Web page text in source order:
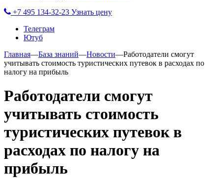
+7 495 134-32-23 Узнать цену
Телеграм
Ютуб
Главная—База знаний—Новости—Работодатели смогут
учитывать стоимость туристических путевок в расходах по
налогу на прибыль
Работодатели смогут
учитывать стоимость
туристических путевок в
расходах по налогу на
прибыль